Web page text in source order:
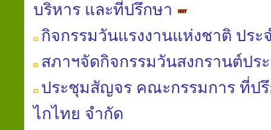
บริหาร และที่ปรึกษา
กิจกรรมวันแรงงานแห่งชาติ ประ
สภาฯจัดกิจกรรมวันสงกรานต์ปร
ประชุมสัญจร คณะกรรมการ ที่ป
ไกไทย จำกัด